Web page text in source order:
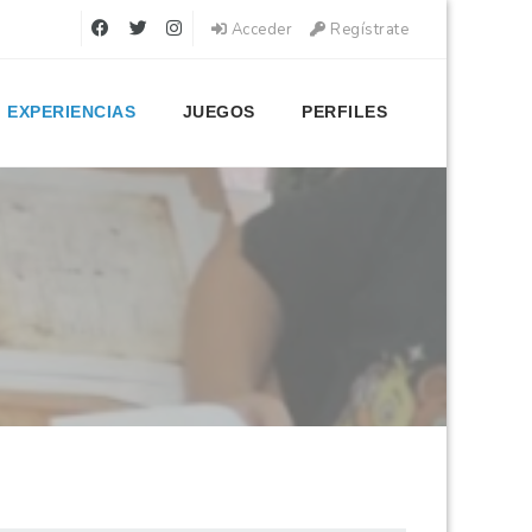
Acceder Regístrate
EXPERIENCIAS JUEGOS PERFILES